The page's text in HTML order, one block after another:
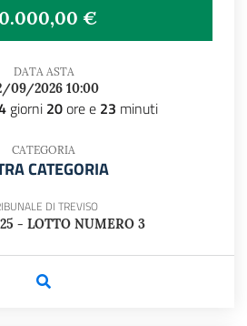
€
DATA ASTA
09/2026 10:00
giorni 20ore e 23 minuti
CATEGORIA
CATEGORIA
DI TREVISO
- LOTTO NUMERO 3